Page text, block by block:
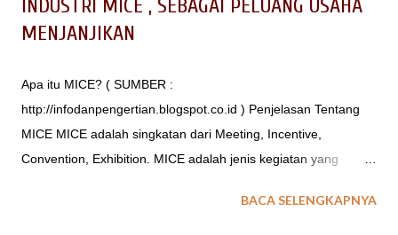
INDUSTRI MICE , SEBAGAI PELUANG USAHA
MENJANJIKAN
Apa itu MICE? ( SUMBER :
http://infodanpengertian.blogspot.co.id ) Penjelasan Tentang
MICE MICE adalah singkatan dari Meeting, Incentive,
Convention, Exhibition. MICE adalah jenis kegiatan yang
rencakanan secara matang oleh suatu kelompok atau
BACA SELENGKAPNYA